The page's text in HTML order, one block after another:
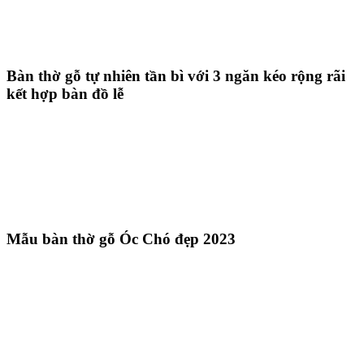
Bàn thờ gỗ tự nhiên tần bì với 3 ngăn kéo rộng rãi
kết hợp bàn đồ lễ
Mẫu bàn thờ gỗ Óc Chó đẹp 2023